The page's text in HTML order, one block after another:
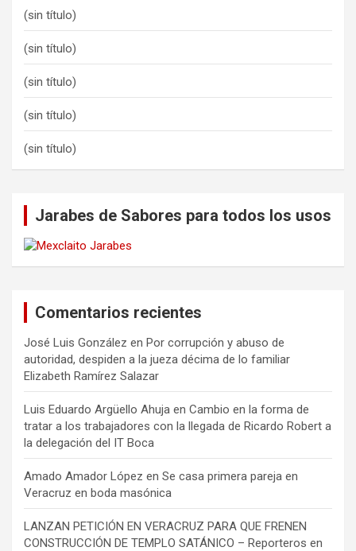
(sin título)
(sin título)
(sin título)
(sin título)
(sin título)
Jarabes de Sabores para todos los usos
Comentarios recientes
José Luis González en Por corrupción y abuso de
autoridad, despiden a la jueza décima de lo familiar
Elizabeth Ramírez Salazar
Luis Eduardo Argüello Ahuja en Cambio en la forma de
tratar a los trabajadores con la llegada de Ricardo Robert a
la delegación del IT Boca
Amado Amador López en Se casa primera pareja en
Veracruz en boda masónica
LANZAN PETICIÓN EN VERACRUZ PARA QUE FRENEN
CONSTRUCCIÓN DE TEMPLO SATÁNICO – Reporteros en